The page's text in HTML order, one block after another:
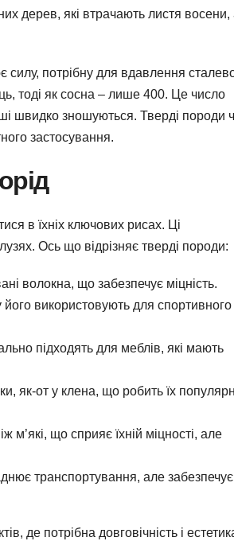
дерев, які втрачають листя восени,
потрібну для вдавлення
тоді як сосна – лише 400. Це число
швидко зношуються. Тверді породи
застосування.
в їхніх ключових рисах. Ці
Ось що відрізняє тверді породи:
волокна, що забезпечує міцність.
використовують для спортивного
підходять для меблів, які мають
як-от у клена, що робить їх
м’які, що сприяє їхній міцності, але
транспортування, але забезпечує
де потрібна довговічність і